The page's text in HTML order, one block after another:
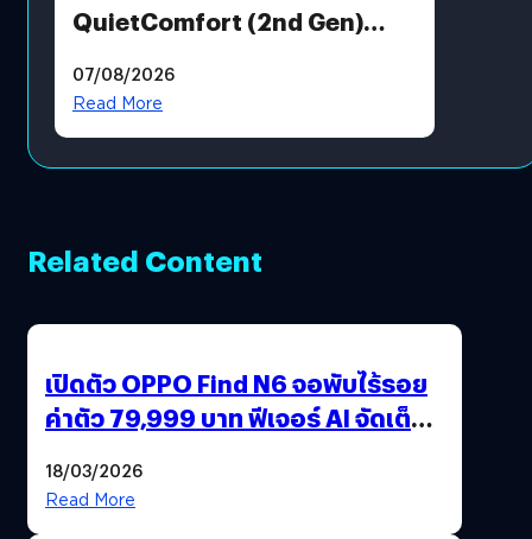
QuietComfort (2nd Gen)
07/08/2026
Read More
Related Content
เปิดตัว OPPO Find N6 จอพับไร้รอย
ค่าตัว 79,999 บาท ฟีเจอร์ AI จัดเต็ม
18/03/2026
Read More